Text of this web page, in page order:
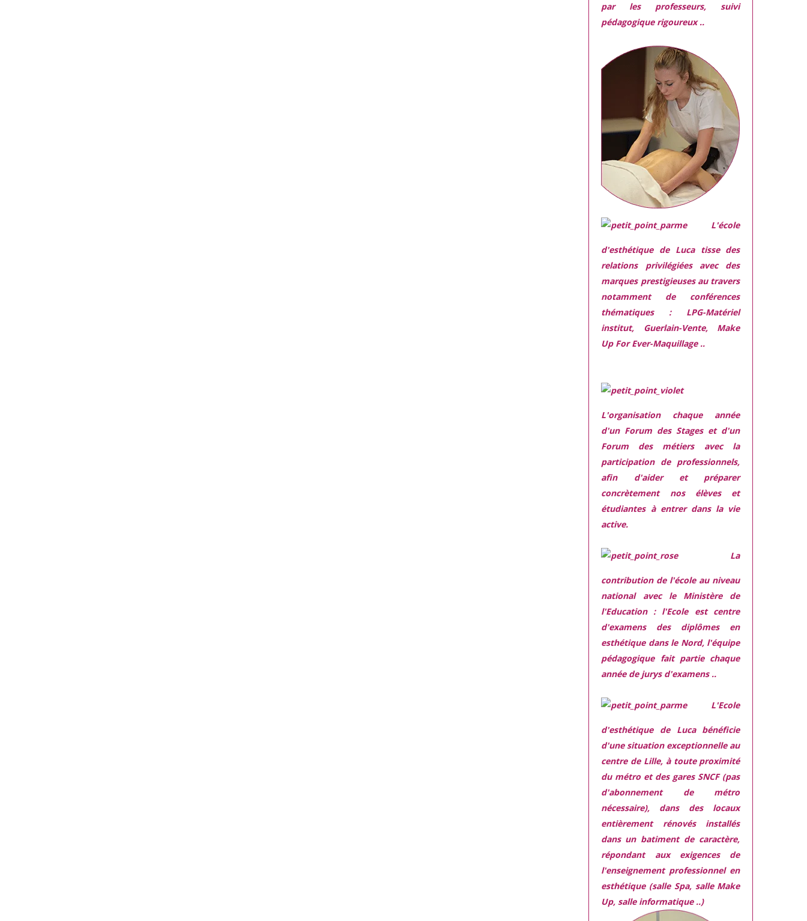
par les professeurs, suivi
pédagogique rigoureux ..
L'école
d'esthétique de Luca tisse des
relations privilégiées avec des
marques prestigieuses au travers
notamment de conférences
thématiques : LPG-Matériel
institut, Guerlain-Vente, Make
Up For Ever-Maquillage ..
L'organisation chaque année
d'un Forum des Stages et d'un
Forum des métiersavec la
participation de professionnels,
afin d'aider et préparer
concrètement nos élèves et
étudiantes à entrer dans la vie
active.
La
contribution de l'école au niveau
national avec le Ministère de
l'Education : l'Ecole est centre
d'examens des diplômes en
esthétique dans le Nord, l'équipe
pédagogique fait partie chaque
année de jurys d'examens ..
L'Ecole
d'esthétique de Luca bénéficie
d'une situation exceptionnelleau
centre de Lille, à toute proximité
du métro et des gares SNCF (pas
d'abonnement de métro
nécessaire), dans des locaux
entièrement rénovés installés
dans un batiment de caractère,
répondant aux exigencesde
l'enseignement professionnel en
esthétique (salle Spa, salle Make
Up, salle informatique ..)